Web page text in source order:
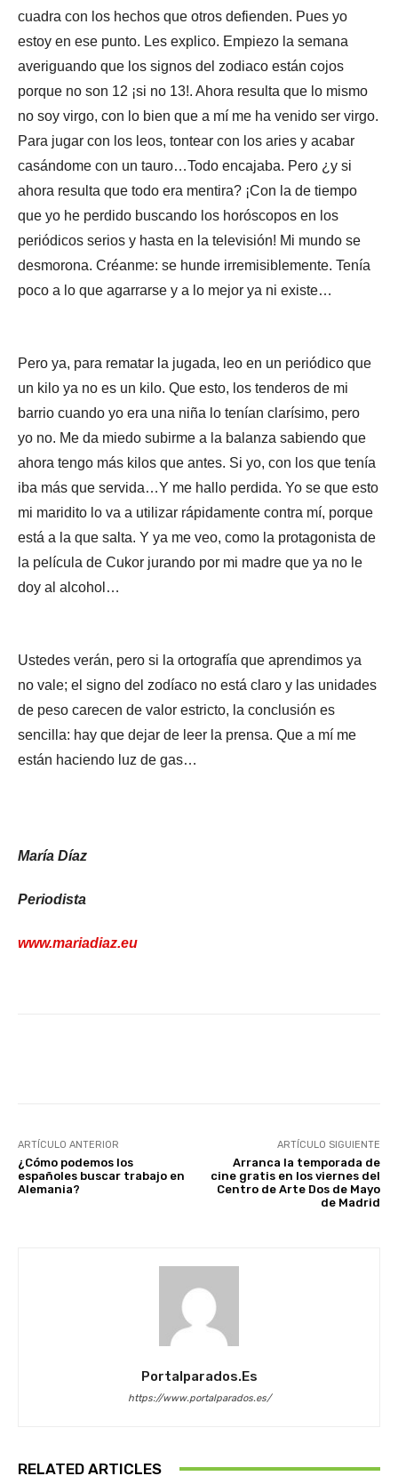
cuadra con los hechos que otros defienden. Pues yo
estoy en ese punto. Les explico. Empiezo la semana
averiguando que los signos del zodiaco están cojos
porque no son 12 ¡si no 13!. Ahora resulta que lo mismo
no soy virgo, con lo bien que a mí me ha venido ser virgo.
Para jugar con los leos, tontear con los aries y acabar
casándome con un tauro…Todo encajaba. Pero ¿y si
ahora resulta que todo era mentira? ¡Con la de tiempo
que yo he perdido buscando los horóscopos en los
periódicos serios y hasta en la televisión! Mi mundo se
desmorona. Créanme: se hunde irremisiblemente. Tenía
poco a lo que agarrarse y a lo mejor ya ni existe…
Pero ya, para rematar la jugada, leo en un periódico que
un kilo ya no es un kilo. Que esto, los tenderos de mi
barrio cuando yo era una niña lo tenían clarísimo, pero
yo no. Me da miedo subirme a la balanza sabiendo que
ahora tengo más kilos que antes. Si yo, con los que tenía
iba más que servida…Y me hallo perdida. Yo se que esto
mi maridito lo va a utilizar rápidamente contra mí, porque
está a la que salta. Y ya me veo, como la protagonista de
la película de Cukor jurando por mi madre que ya no le
doy al alcohol…
Ustedes verán, pero si la ortografía que aprendimos ya
no vale; el signo del zodíaco no está claro y las unidades
de peso carecen de valor estricto, la conclusión es
sencilla: hay que dejar de leer la prensa. Que a mí me
están haciendo luz de gas…
María Díaz
Periodista
www.mariadiaz.eu
ARTÍCULO ANTERIOR
¿Cómo podemos los
españoles buscar trabajo en
Alemania?
ARTÍCULO SIGUIENTE
Arranca la temporada de
cine gratis en los viernes del
Centro de Arte Dos de Mayo
de Madrid
Portalparados.es
https://www.portalparados.es/
RELATED ARTICLES